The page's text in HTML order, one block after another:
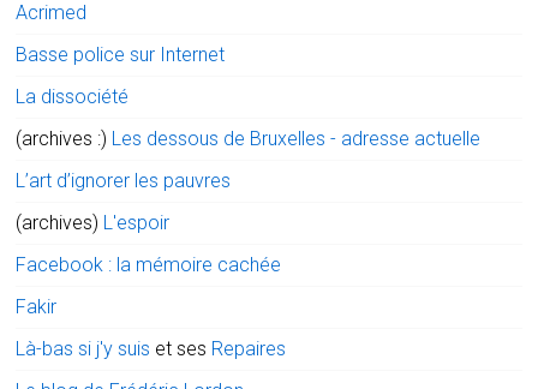
Acrimed
Basse police sur Internet
La dissociété
(archives :) Les dessous de Bruxelles - adresse actuelle
L’art d’ignorer les pauvres
(archives) L'espoir
Facebook : la mémoire cachée
Fakir
Là-bas si j'y suis et ses Repaires